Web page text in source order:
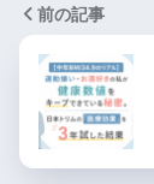
前の記事